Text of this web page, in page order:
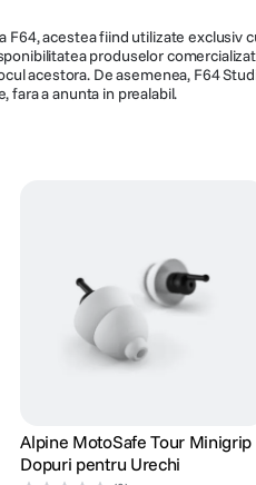
acestea fiind utilizate exclusiv
produselor
acestora. De asemenea, F64
fara a anunta in prealabil.
Alpine MotoSafe Tour Minigrip
Dopuri pentru Urechi